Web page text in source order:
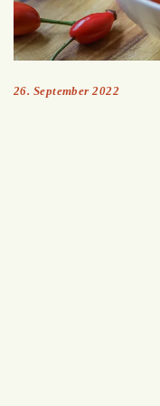
26. September 2022